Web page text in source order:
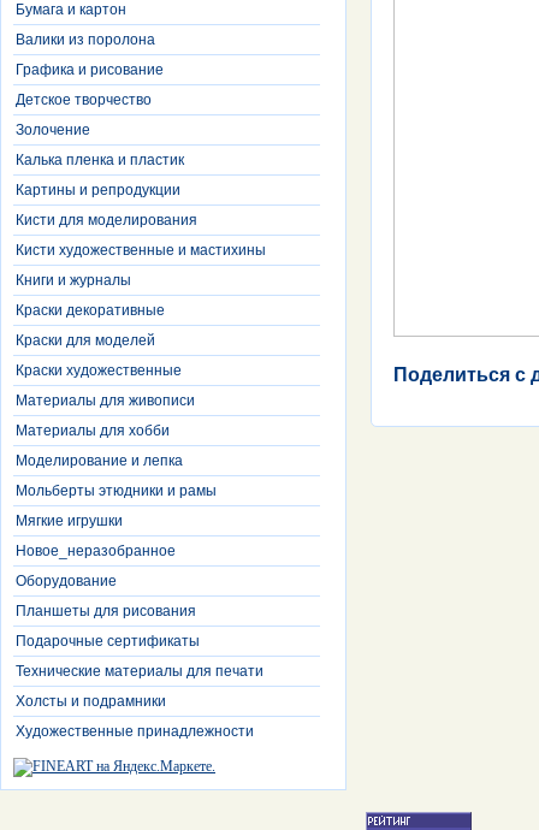
Бумага и картон
Валики из поролона
Графика и рисование
Детское творчество
Золочение
Калька пленка и пластик
Картины и репродукции
Кисти для моделирования
Кисти художественные и мастихины
Книги и журналы
Краски декоративные
Краски для моделей
Краски художественные
Материалы для живописи
Материалы для хобби
Моделирование и лепка
Мольберты этюдники и рамы
Мягкие игрушки
Новое_неразобранное
Оборудование
Планшеты для рисования
Подарочные сертификаты
Технические материалы для печати
Холсты и подрамники
Художественные принадлежности
Поделиться с